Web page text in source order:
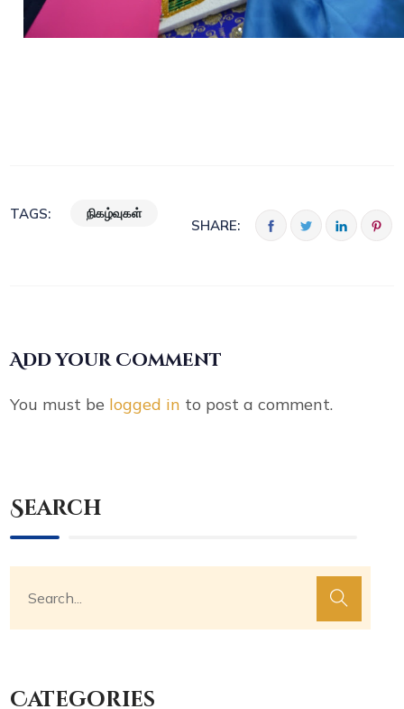
TAGS: நிகழ்வுகள்
SHARE:
Add your Comment
You must be logged in to post a comment.
Search
Categories